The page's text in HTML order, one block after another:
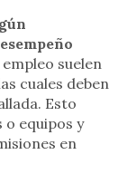
suelen
cuales deben
Esto
o equipos y
en